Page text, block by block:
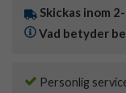
Skickas inom
Vad betyder
Personlig